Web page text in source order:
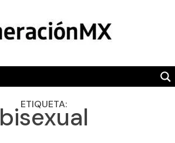
POLÍTICA
CAMALEÓN
OPINIÓN
ETIQUETA:
bisexual